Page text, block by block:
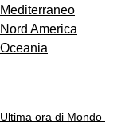
Mediterraneo
Nord America
Oceania
Ultima ora di Mondo